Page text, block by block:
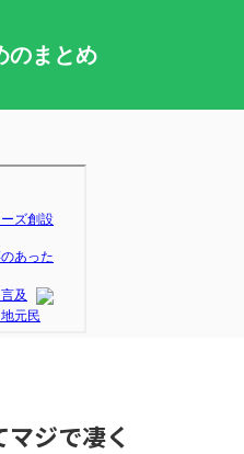
のまとめ
マジで凄く